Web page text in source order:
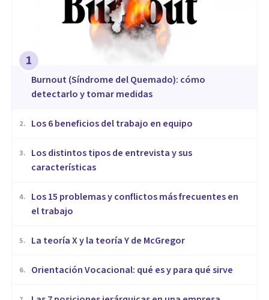
1
Burnout (Síndrome del Quemado): cómo
detectarlo y tomar medidas
2. ​Los 6 beneficios del trabajo en equipo
3.
​Los distintos tipos de entrevista y sus
características
4.
​Los 15 problemas y conflictos más frecuentes en
el trabajo
5. La teoría X y la teoría Y de McGregor
6. Orientación Vocacional: qué es y para qué sirve